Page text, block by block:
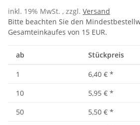
inkl. 19% MwSt. , zzgl. Versand
Bitte beachten Sie den
Gesamteinkaufes von 15 EUR.
ab Stückpreis
1 6,40 € *
10
5,95 € *
50
5,50 € *